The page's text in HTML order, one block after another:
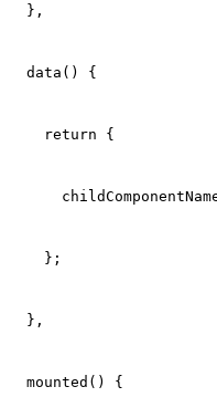
  },
  data() {
    return {
    };
  },
  mounted() {